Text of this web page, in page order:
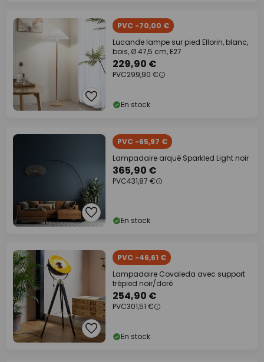
PVC -70,00 €
Lucande lampe sur pied Ellorin, blanc,
bois, Ø 47,5 cm, E27
229,90 €
PVC299,90 €
En stock
PVC -65,97 €
Lampadaire arqué Sparkled Light noir
365,90 €
PVC431,87 €
En stock
PVC -46,61 €
Lampadaire Covaleda avec support
trépied noir/doré
254,90 €
PVC301,51 €
En stock